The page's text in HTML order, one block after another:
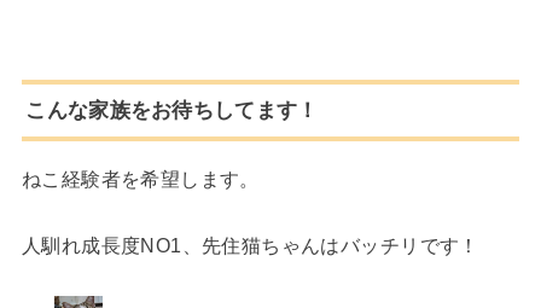
こんな家族をお待ちしてます！
ねこ経験者を希望します。
人馴れ成長度NO1、先住猫ちゃんはバッチリです！